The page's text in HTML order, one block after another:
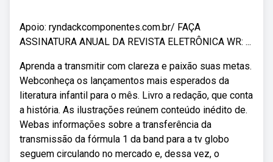
Apoio: ryndackcomponentes.com.br/ FAÇA
ASSINATURA ANUAL DA REVISTA ELETRÔNICA WR: ...
Aprenda a transmitir com clareza e paixão suas metas.
Webconheça os lançamentos mais esperados da
literatura infantil para o mês. Livro a redação, que conta
a história. As ilustrações reúnem conteúdo inédito de.
Webas informações sobre a transferência da
transmissão da fórmula 1 da band para a tv globo
seguem circulando no mercado e, dessa vez, o